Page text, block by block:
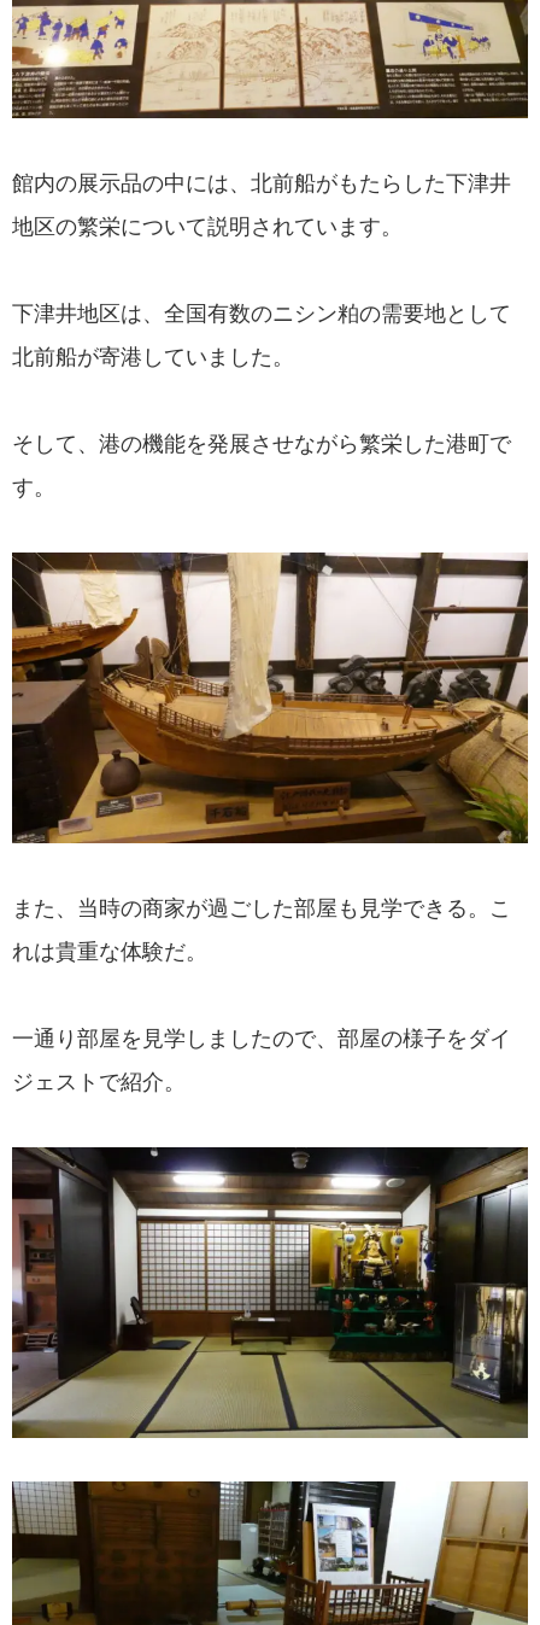
館内の展示品の中には、北前船がもたらした下津井
地区の繁栄について説明されています。
下津井地区は、全国有数のニシン粕の需要地として
北前船が寄港していました。
そして、港の機能を発展させながら繁栄した港町で
す。
また、当時の商家が過ごした部屋も見学できる。こ
れは貴重な体験だ。
一通り部屋を見学しましたので、部屋の様子をダイ
ジェストで紹介。